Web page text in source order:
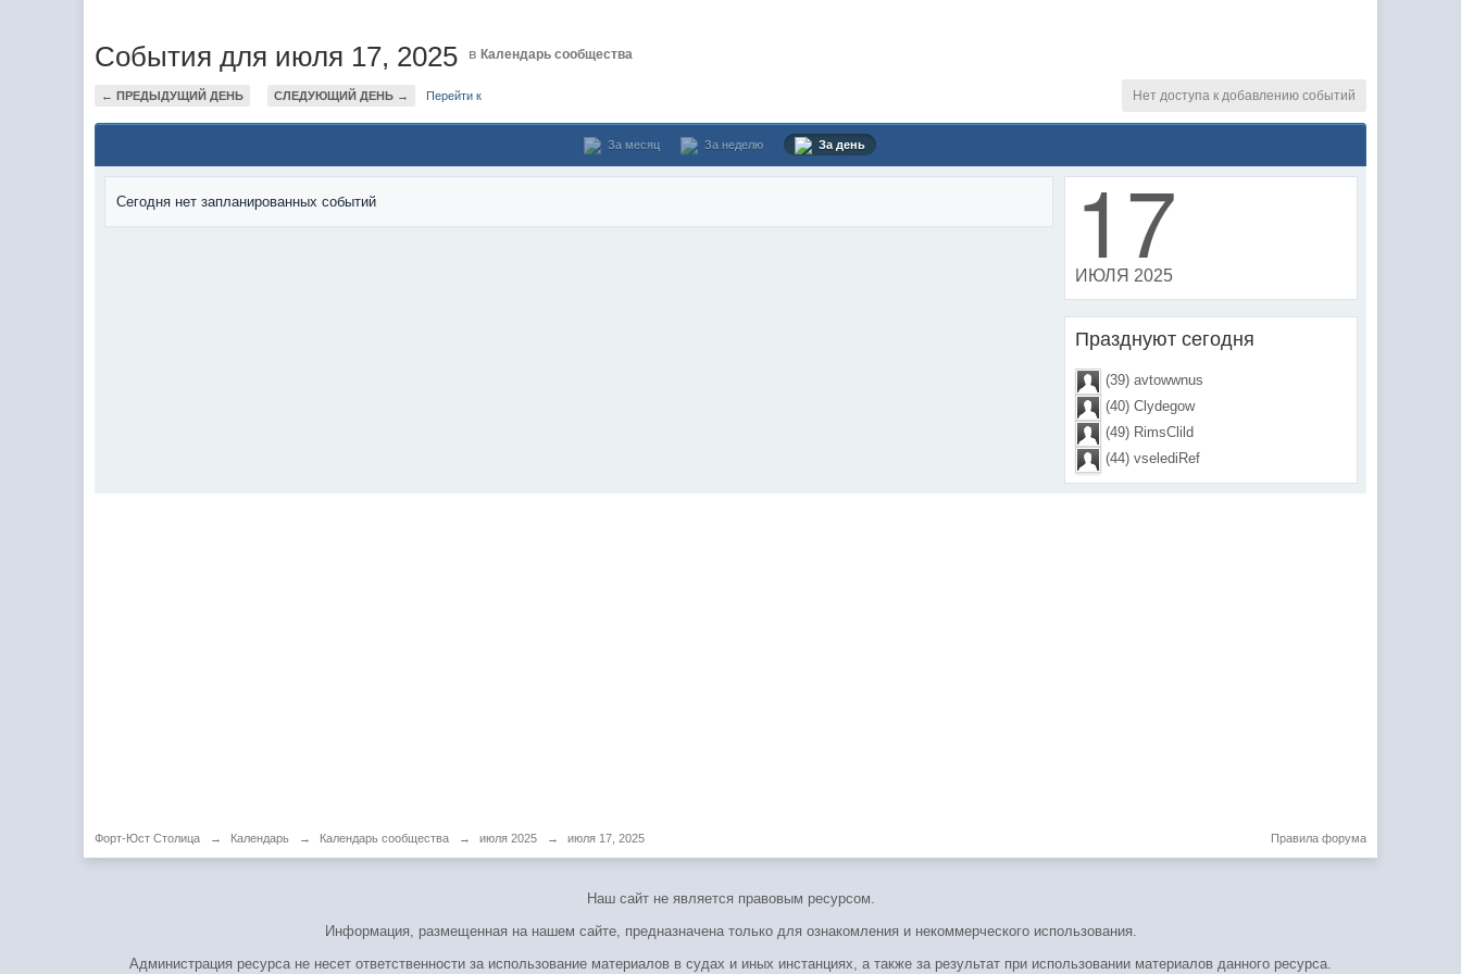
События для июля 17, 2025 вКалендарь сообщества
← ПРЕДЫДУЩИЙ ДЕНЬ СЛЕДУЮЩИЙ ДЕНЬ → Перейти к Нет доступа к добавлению событий
За месяц За неделю За день
Сегодня нет запланированных событий 17
ИЮЛЯ 2025
Празднуют сегодня
(39) avtowwnus
(40) Clydegow
(49) RimsClild
(44) vselediRef
Форт-Юст Столица → Календарь → Календарь сообщества → июля 2025 → июля 17, 2025 Правила форума
Наш сайт не является правовым ресурсом.
Информация, размещенная на нашем сайте, предназначена только для ознакомления и некоммерческого использования.
Администрация ресурса не несет ответственности за использование материалов в судах и иных инстанциях, а также за результат при использовании материалов данного ресурса.